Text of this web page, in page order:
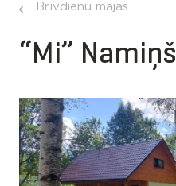
Brīvdienu mājas
“Mi” Namiņš